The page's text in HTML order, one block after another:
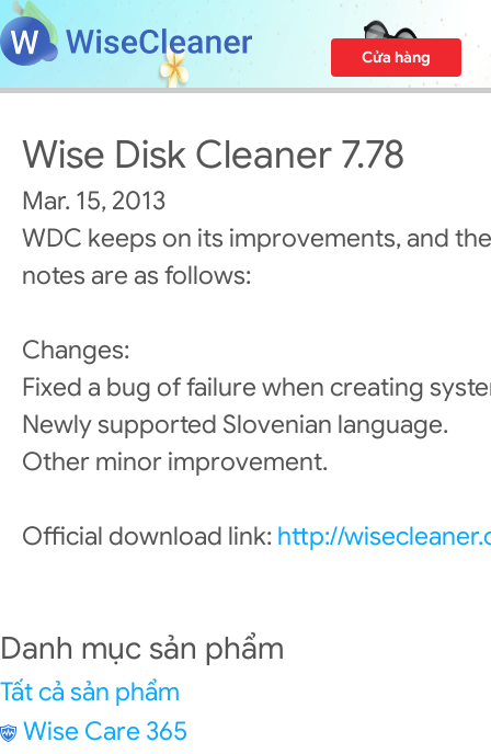
Cửa hàng
Wise Disk Cleaner 7.78
Mar. 15, 2013
WDC keeps on its improvements, and
notes are as follows:
Changes:
Fixed a bug of failure when creating
Newly supported Slovenian language.
Other minor improvement.
Official download link: http://
Danh mục sản phẩm
Tất cả sản phẩm
Wise Care 365